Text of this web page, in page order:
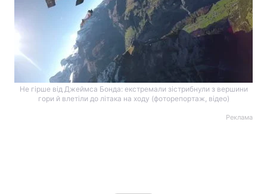
Не гірше від Джеймса Бонда: екстремали зістрибнули з вершини
гори й влетіли до літака на ходу (фоторепортаж, відео)
Реклама